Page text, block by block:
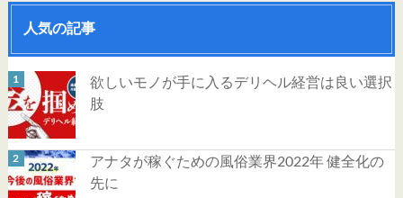
人気の記事
欲しいモノが手に入るデリヘル経営は良い選択
肢
アナタが稼ぐための風俗業界2022年 健全化の
先に